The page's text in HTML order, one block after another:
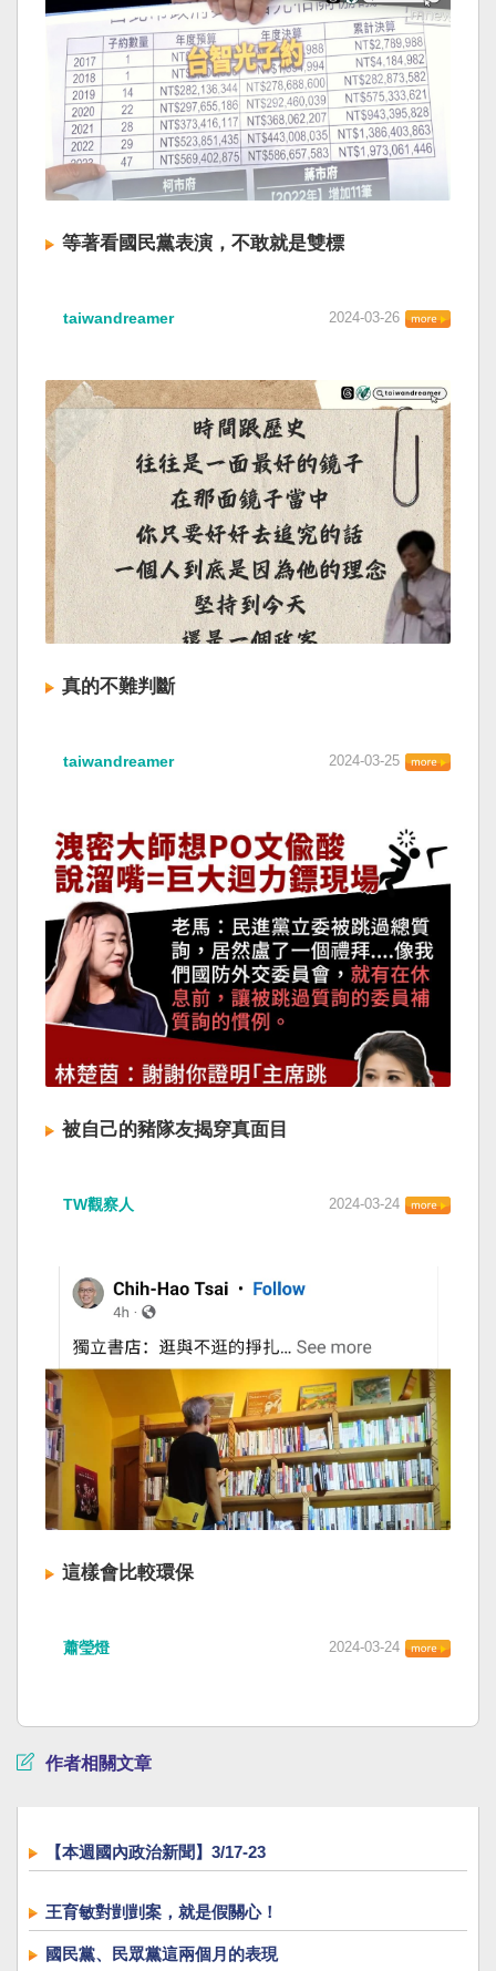
等著看國民黨表演，不敢就是雙標
taiwandreamer 2024-03-26
真的不難判斷
taiwandreamer 2024-03-25
被自己的豬隊友揭穿真面目
TW觀察人 2024-03-24
這樣會比較環保
蕭瑩燈 2024-03-24
作者相關文章
【本週國內政治新聞】3/17-23
王育敏對剴剴案，就是假關心！
國民黨、民眾黨這兩個月的表現